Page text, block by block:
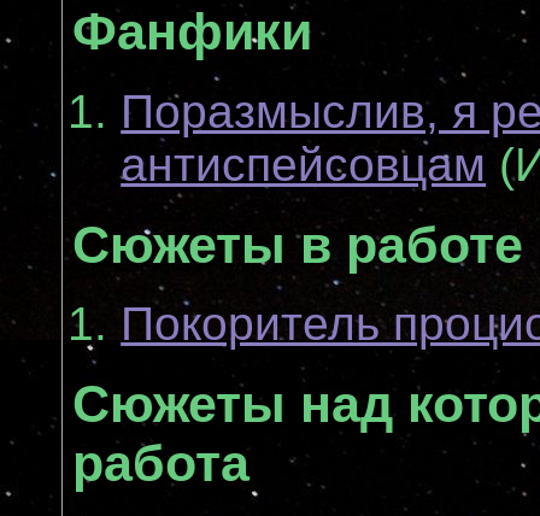
Фанфики
Поразмыслив, я
антиспейсовцам
Сюжеты в работе
Покоритель
Сюжеты над
работа